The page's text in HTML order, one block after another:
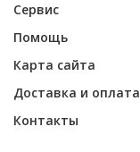
Сервис
Помощь
Карта сайта
Доставка и оплата
Контакты